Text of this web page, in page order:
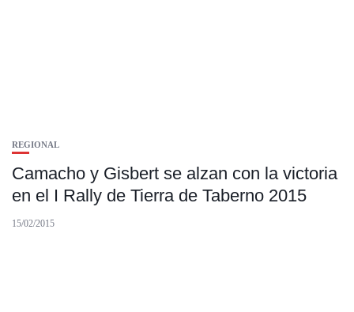
REGIONAL
Camacho y Gisbert se alzan con la victoria
en el I Rally de Tierra de Taberno 2015
15/02/2015